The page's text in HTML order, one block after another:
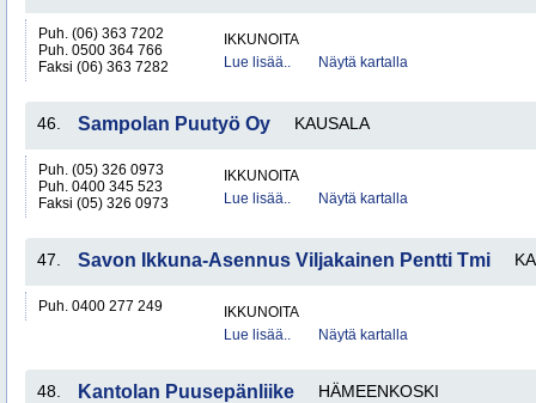
Puh. (06) 363 7202
Puh. 0500 364 766
Faksi (06) 363 7282
IKKUNOITA
Lue lisää..
Näytä kartalla
46. Sampolan Puutyö Oy KAUSALA
Puh. (05) 326 0973
Puh. 0400 345 523
Faksi (05) 326 0973
IKKUNOITA
Lue lisää..
Näytä kartalla
47. Savon Ikkuna-Asennus Viljakainen Pentti Tmi
Puh. 0400 277 249
IKKUNOITA
Lue lisää..
Näytä kartalla
48. Kantolan Puusepänliike HÄMEENKOSKI